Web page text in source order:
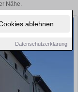
ablehnen
Datenschutzerklärung
Nähe.